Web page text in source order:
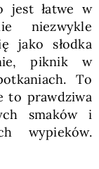
jest łatwe w
niezwykle
jako słodka
piknik w
To
to prawdziwa
smaków i
wypieków.